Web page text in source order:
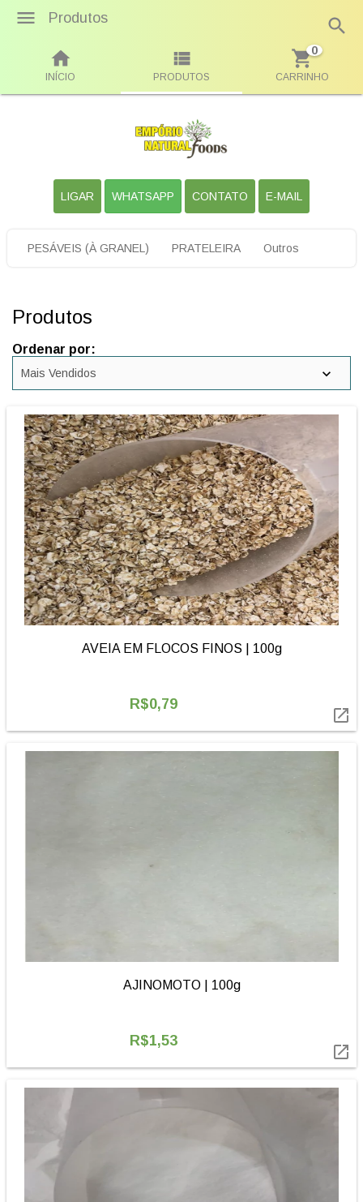
Produtos
INÍCIO PRODUTOS CARRINHO
0
LIGAR WHATSAPP CONTATO E-MAIL
PESÁVEIS (À GRANEL) PRATELEIRA Outros
Produtos
Ordenar por:
AVEIA EM FLOCOS FINOS | 100g
R$0,79

AJINOMOTO | 100g
R$1,53
